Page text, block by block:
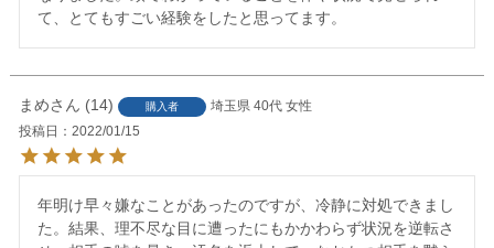
て、とてもすごい経験をしたと思ってます。
まめ 14 購入者 埼玉県 40代 女性
投稿日
2022/01/15
年明け早々嫌なことがあったのですが、冷静に対処できまし
た。結果、理不尽な目に遭ったにもかかわらず状況を逆転さ